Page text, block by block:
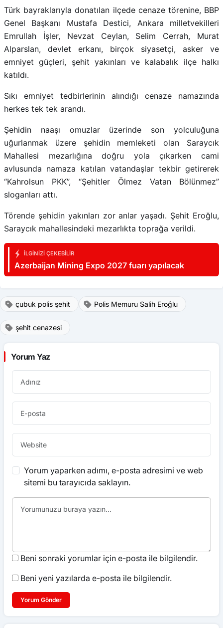
Türk bayraklarıyla donatılan ilçede cenaze törenine, BBP
Genel Başkanı Mustafa Destici, Ankara milletvekilleri
Emrullah İşler, Nevzat Ceylan, Selim Cerrah, Murat
Alparslan, devlet erkanı, birçok siyasetçi, asker ve
emniyet güçleri, şehit yakınları ve kalabalık ilçe halkı
katıldı.
Sıkı emniyet tedbirlerinin alındığı cenaze namazında
herkes tek tek arandı.
Şehidin naaşı omuzlar üzerinde son yolculuğuna
uğurlanmak üzere şehidin memleketi olan Saraycık
Mahallesi mezarlığına doğru yola çıkarken cami
avlusunda namaza katılan vatandaşlar tekbir getirerek
“Kahrolsun PKK”, “Şehitler Ölmez Vatan Bölünmez”
sloganları attı.
Törende şehidin yakınları zor anlar yaşadı. Şehit Eroğlu,
Saraycık mahallesindeki mezarlıkta toprağa verildi.
İLGINIZI ÇEKEBILIR
Azerbaijan Mining Expo 2027 fuarı yapılacak
çubuk polis şehit Polis Memuru Salih Eroğlu
şehit cenazesi
Yorum Yaz
Yorum yaparken adımı, e-posta adresimi ve web
sitemi bu tarayıcıda saklayın.
Beni sonraki yorumlar için e-posta ile bilgilendir.
Beni yeni yazılarda e-posta ile bilgilendir.
Yorum Gönder